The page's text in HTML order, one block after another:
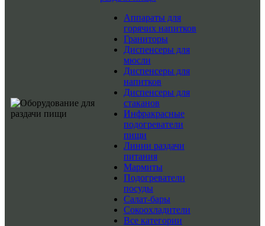
Аппараты для
горячих напитков
Граниторы
Диспенсеры для
мюсли
Диспенсеры для
напитков
Диспенсеры для
стаканов
Инфракрасные
подогреватели
пищи
Линии раздачи
питания
Мармиты
Подогреватели
посуды
Салат-бары
Сокоохладители
Все категории